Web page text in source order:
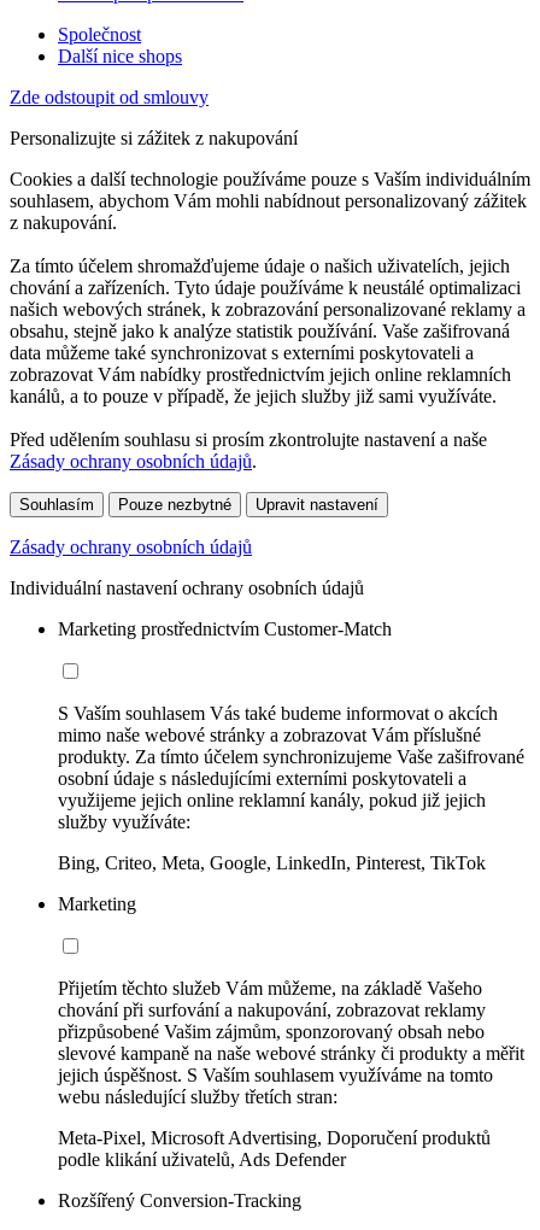
Společnost
Další nice shops
Zde odstoupit od smlouvy
Personalizujte si zážitek z nakupování
Cookies a další technologie používáme pouze s Vaším individuálním
souhlasem, abychom Vám mohli nabídnout personalizovaný zážitek
z nakupování.
Za tímto účelem shromažďujeme údaje o našich uživatelích, jejich
chování a zařízeních. Tyto údaje používáme k neustálé optimalizaci
našich webových stránek, k zobrazování personalizované reklamy a
obsahu, stejně jako k analýze statistik používání. Vaše zašifrovaná
data můžeme také synchronizovat s externími poskytovateli a
zobrazovat Vám nabídky prostřednictvím jejich online reklamních
kanálů, a to pouze v případě, že jejich služby již sami využíváte.
Před udělením souhlasu si prosím zkontrolujte nastavení a naše
Zásady ochrany osobních údajů.
Souhlasím Pouze nezbytné Upravit nastavení
Zásady ochrany osobních údajů
Individuální nastavení ochrany osobních údajů
Marketing prostřednictvím Customer-Match
S Vaším souhlasem Vás také budeme informovat o akcích
mimo naše webové stránky a zobrazovat Vám příslušné
produkty. Za tímto účelem synchronizujeme Vaše zašifrované
osobní údaje s následujícími externími poskytovateli a
využijeme jejich online reklamní kanály, pokud již jejich
služby využíváte:
Bing, Criteo, Meta, Google, LinkedIn, Pinterest, TikTok
Marketing
Přijetím těchto služeb Vám můžeme, na základě Vašeho
chování při surfování a nakupování, zobrazovat reklamy
přizpůsobené Vašim zájmům, sponzorovaný obsah nebo
slevové kampaně na naše webové stránky či produkty a měřit
jejich úspěšnost. S Vaším souhlasem využíváme na tomto
webu následující služby třetích stran:
Meta-Pixel, Microsoft Advertising, Doporučení produktů
podle klikání uživatelů, Ads Defender
Rozšířený Conversion-Tracking